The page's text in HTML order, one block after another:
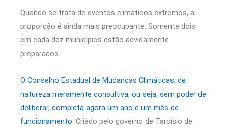
Quando se trata de eventos climáticos extremos, a
proporção é ainda mais preocupante. Somente dois
em cada dez municípios estão devidamente
preparados.
O Conselho Estadual de Mudanças Climáticas, de
natureza meramente consultiva, ou seja, sem poder de
deliberar, completa agora um ano e um mês de
funcionamento. Criado pelo governo de Tarcísio de